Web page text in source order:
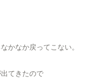
かなか戻ってこない。
てきたので